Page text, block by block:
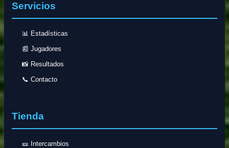
Servicios
📊 Estadísticas
📰 Jugadores
📸 Resultados
📞 Contacto
Tienda
🎫 Intercambios